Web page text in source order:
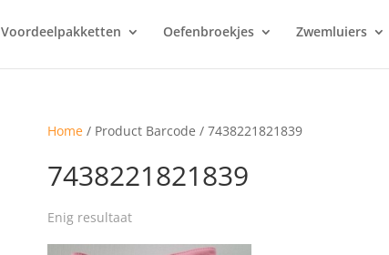
Voordeelpakketten Oefenbroekjes Zwemluiers
Home/ Product Barcode / 7438221821839
7438221821839
Enig resultaat